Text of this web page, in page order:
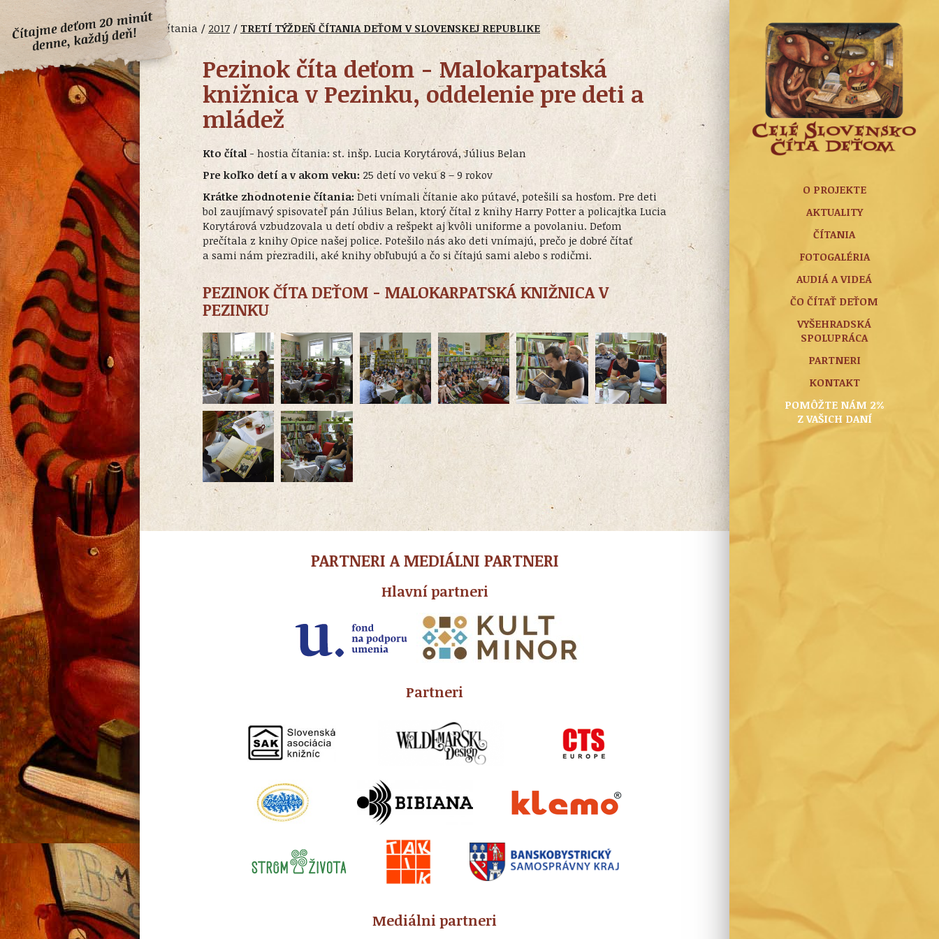
O PROJEKTE
AKTUALITY
ČÍTANIA
FOTOGALÉRIA
AUDIÁ A VIDEÁ
ČO ČÍTAŤ DEŤOM
VYŠEHRADSKÁ
SPOLUPRÁCA
PARTNERI
KONTAKT
POMÔŽTE NÁM 2%
Z VAŠICH DANÍ
Čítania / 2017 / TRETÍ TÝŽDEŇ ČÍTANIA DEŤOM V SLOVENSKEJ REPUBLIKE
Pezinok číta deťom - Malokarpatská
knižnica v Pezinku, oddelenie pre deti a
mládež
Kto čítal- hostia čítania: st. inšp. Lucia Korytárová, Július Belan
Pre koľko detí a v akom veku: 25 detí vo veku 8 – 9 rokov
Krátke zhodnotenie čítania: Deti vnímali čítanie ako pútavé, potešili sa hosťom. Pre deti
bol zaujímavý spisovateľ pán Július Belan, ktorý čítal z knihy Harry Potter a policajtka Lucia
Korytárová vzbudzovala u detí obdiv a rešpekt aj kvôli uniforme a povolaniu. Deťom
prečítala z knihy Opice našej police. Potešilo nás ako deti vnímajú, prečo je dobré čítať
a sami nám prezradili, aké knihy obľubujú a čo si čítajú sami alebo s rodičmi.
PEZINOK ČÍTA DEŤOM - MALOKARPATSKÁ KNIŽNICA V
PEZINKU
PARTNERI A MEDIÁLNI PARTNERI
Hlavní partneri
Partneri
Mediálni partneri